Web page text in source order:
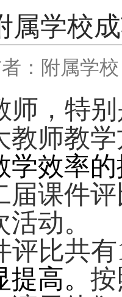
属学校
：附属学校
师，特
教师教
学效率
届课件
动。
比共有
高。